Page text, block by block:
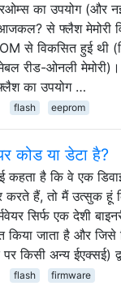
का उपयोग (और
से फ्लैश मेमोरी
से विकसित हुई थी
रीड-ओनली
का उपयोग …
flash eeprom
कोड या डेटा है?
कहता है कि वे एक
करते हैं, तो मैं उत्सुक हूं
सिर्फ एक देशी
किया जाता है और
किसी अन्य ईएक्सई)
flash firmware